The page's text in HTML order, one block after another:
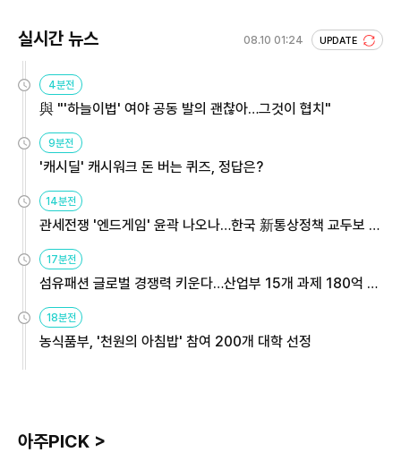
실시간 뉴스 08.10 01:24 UPDATE
4분전
與 "'하늘이법' 여야 공동 발의 괜찮아…그것이 협치"
9분전
'캐시딜' 캐시워크 돈 버는 퀴즈, 정답은?
14분전
관세전쟁 '엔드게임' 윤곽 나오나…한국 新통상정책 교두보 활
용해야
17분전
섬유패션 글로벌 경쟁력 키운다…산업부 15개 과제 180억 지
원
18분전
농식품부, '천원의 아침밥' 참여 200개 대학 선정
아주PICK >